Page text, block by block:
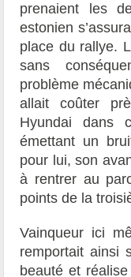
prenaient les
estonien
place du rallye.
sans
problème
allait coûter
Hyundai dans
émettant un
pour lui, son
à rentrer au
points de la
Vainqueur ici
remportait ainsi
beauté et